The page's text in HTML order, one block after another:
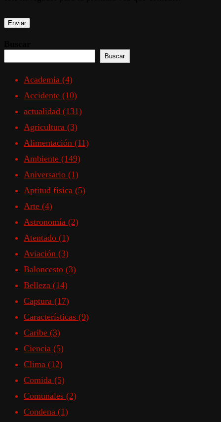
Buscar
Academia (4)
Accidente (10)
actualidad (131)
Agricultura (3)
Alimentación (11)
Ambiente (149)
Aniversario (1)
Aptitud física (5)
Arte (4)
Astronomía (2)
Atentado (1)
Aviación (3)
Baloncesto (3)
Belleza (14)
Captura (17)
Características (9)
Caribe (3)
Ciencia (5)
Clima (12)
Comida (5)
Comunales (2)
Condena (1)